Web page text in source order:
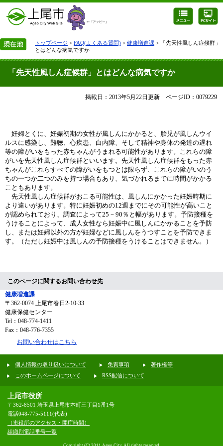
トップページ > FAQ(よくある質問) > 健康増進課 > 「先天性風しん症候群」
とはどんな病気ですか
「先天性風しん症候群」とはどんな病気ですか
掲載日：2013年5月22日更新 ページID：0079229
妊婦とくに、妊娠初期の女性が風しんにかかると、胎児が風しんウイ
ルスに感染し、難聴、心疾患、白内障、そして精神や身体の発達の遅れ
等の障がいをもった赤ちゃんがうまれる可能性があります。これらの障
がいを先天性風しん症候群といいます。先天性風しん症候群をもった赤
ちゃんがこれらすべての障がいをもつとは限らず、これらの障がいのう
ちの一つか二つのみを持つ場合もあり、気づかれるまでに時間がかかる
こともあります。
先天性風しん症候群がおこる可能性は、風しんにかかった妊娠時期に
より違いがあります。特に妊娠初めの12週までにその可能性が高いこと
が認められており、調査によって25－90％と幅があります。予防接種を
うけることによって、成人女性なら妊娠中に風しんにかかることを予防
し、または妊婦以外の方が妊婦などに風しんをうつすことを予防できま
す。（ただし妊娠中は風しんの予防接種をうけることはできません。）
このページに関するお問い合わせ先
健康増進課
〒362-0074
上尾市春日2-10-33
健康保健センター
Tel：048-774-1411
Fax：048-776-7355
お問い合わせはこちら
個人情報の取り扱いについて 免責事項
著作権等
このホームページについて
RSS配信について
上尾市役所
〒362-8501 埼玉県上尾市本町三丁目1番1号
電話048-775-5111(代表)
（市役所のアクセス・開庁時間）
組織別電話番号一覧